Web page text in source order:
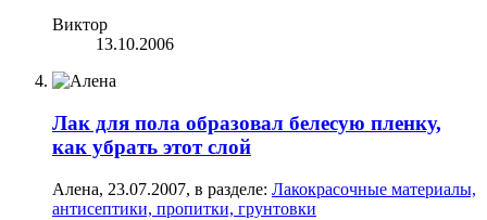
Виктор
13.10.2006
Лак для пола образовал белесую пленку,
как убрать этот слой
Алена, 23.07.2007, в разделе: Лакокрасочные материалы,
антисептики, пропитки, грунтовки